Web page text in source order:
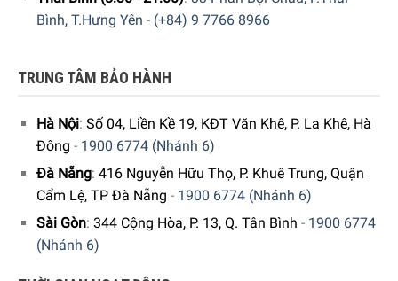
Bình, T.Hưng Yên - (+84) 9 7766 8966
TRUNG TÂM BẢO HÀNH
Hà Nội: Số 04, Liền Kề 19, KĐT Văn Khê, P. La Khê, Hà
Đông - 1900 6774 (Nhánh 6)
Đà Nẵng: 416 Nguyễn Hữu Thọ, P. Khuê Trung, Quận
Cẩm Lệ, TP Đà Nẵng - 1900 6774 (Nhánh 6)
Sài Gòn: 344 Cộng Hòa, P. 13, Q. Tân Bình - 1900 6774
(Nhánh 6)